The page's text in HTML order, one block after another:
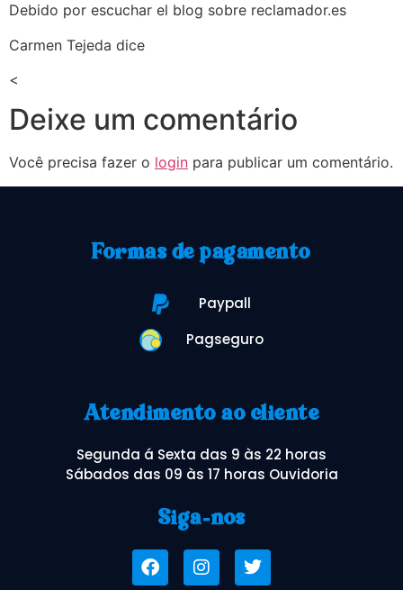
Debido por escuchar el blog sobre reclamador.es
Carmen Tejeda dice
<
Deixe um comentário
Você precisa fazer o login para publicar um comentário.
Formas de pagamento
Paypall
Pagseguro
Atendimento ao cliente
Segunda á Sexta das 9 às 22 horas
Sábados das 09 às 17 horas Ouvidoria
Siga-nos